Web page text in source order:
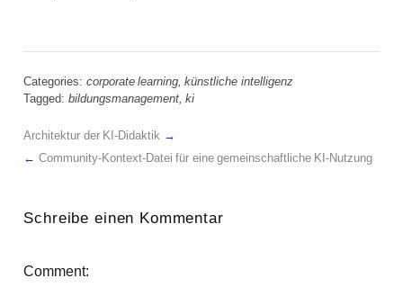
Categories: corporate learning ,künstliche intelligenz
Tagged: bildungsmanagement,ki
Architektur der KI-Didaktik
Community-Kontext-Datei für eine gemeinschaftliche KI-Nutzung
Schreibe einen Kommentar
Comment